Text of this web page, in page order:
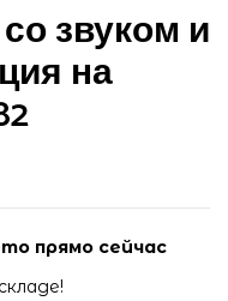
звуком и
на
прямо сейчас